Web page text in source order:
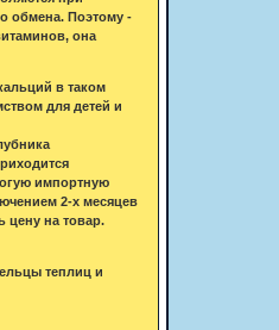
обмена. Поэтому -
она
в таком
для детей и
импортную
2-х месяцев
цену на товар.
теплиц и